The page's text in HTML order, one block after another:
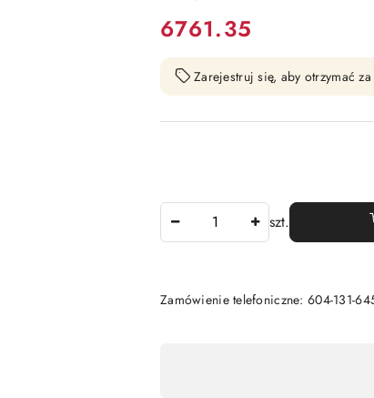
cena:
6761.35
Zarejestruj się, aby otrzymać
szt.
Zamówienie telefoniczne: 604-131-